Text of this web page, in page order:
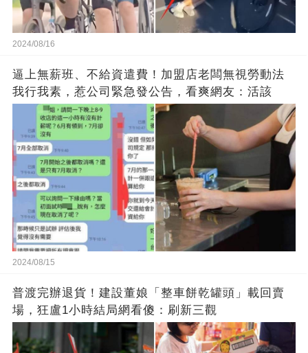
2024/08/16
逼上無薪班、不給資遣費！加盟店老闆無視勞動法
我行我素，惹公司緊急發公告，看爽網友：活該
2024/08/15
普渡完辦退貨！建設董娘「整車餅乾罐頭」載回賣
場，狂盧1小時結局網看傻：刷新三觀